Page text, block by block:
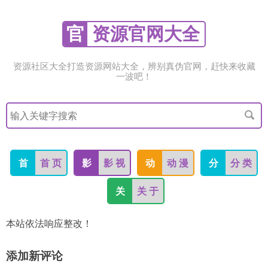
官 资源官网大全
资源社区大全打造资源网站大全，辨别真伪官网，赶快来收藏
一波吧！
搜
索
关
字
首 首 页 影 影 视 动 动 漫 分 分 类
关 关 于
本站依法响应整改！
添加新评论